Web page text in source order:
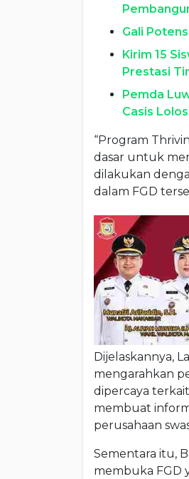
Gali
Kirim 15
Prestasi
Pemda
Casis
“Program
dasar untuk
dilakukan
dalam FGD
Dijelaskannya,
mengarahkan
dipercaya
membuat
perusahaan
Sementara itu,
membuka FGD